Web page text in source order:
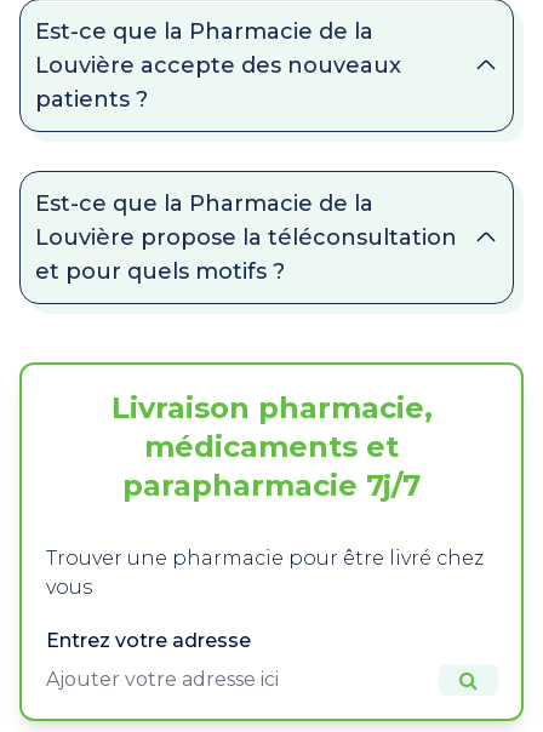
Est-ce que la Pharmacie de la
Louvière accepte des nouveaux
patients ?
Est-ce que la Pharmacie de la
Louvière propose la téléconsultation
et pour quels motifs ?
Livraison pharmacie,
médicaments et
parapharmacie 7j/7
Trouver une pharmacie pour être livré chez
vous
Entrez votre adresse